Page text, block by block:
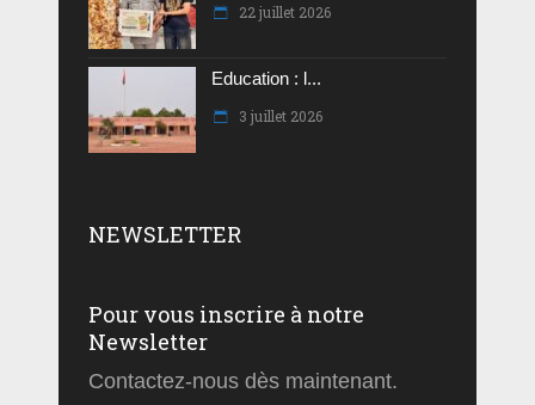
22 juillet 2026
Education : l...
3 juillet 2026
NEWSLETTER
Pour vous inscrire à notre
Newsletter
Contactez-nous dès maintenant.